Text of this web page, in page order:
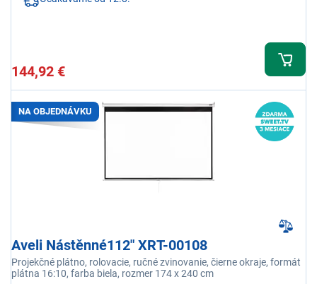
144,92 €
NA OBJEDNÁVKU
Aveli Nástěnné112" XRT-00108
Projekčné plátno, rolovacie, ručné zvinovanie, čierne okraje, formát
plátna 16:10, farba biela, rozmer 174 x 240 cm